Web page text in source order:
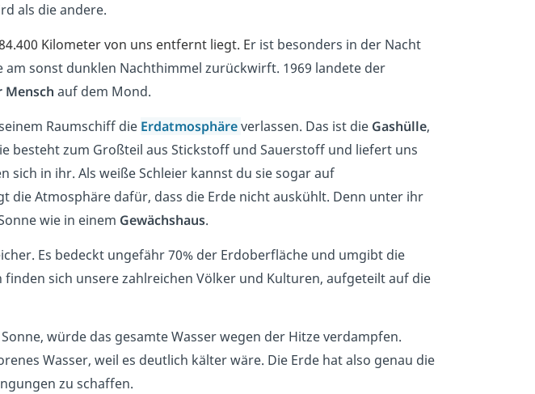
als die andere.
Kilometer von uns entfernt liegt. Er ist besonders in der Nacht
am sonst dunklen Nachthimmel zurückwirft. 1969 landete der
Mensch auf dem Mond.
Raumschiff die Erdatmosphäreverlassen. Das ist die Gashülle,
besteht zum Großteil aus Stickstoff und Sauerstoff und liefert uns
sich in ihr. Als weiße Schleier kannst du sie sogar auf
die Atmosphäre dafür, dass die Erde nicht auskühlt. Denn unter ihr
wie in einem Gewächshaus.
Es bedeckt ungefähr 70% der Erdoberfläche und umgibt die
finden sich unsere zahlreichen Völker und Kulturen, aufgeteilt auf die
würde das gesamte Wasser wegen der Hitze verdampfen.
Wasser, weil es deutlich kälter wäre. Die Erde hat also genau die
zu schaffen.